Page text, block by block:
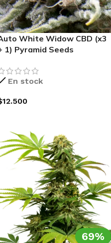
White Widow CBD (x3
1) Pyramid Seeds
En stock
12.500
69%